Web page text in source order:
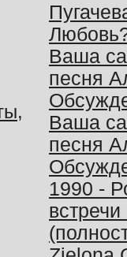
Ваша
песня
Ваша
песня
1990 -